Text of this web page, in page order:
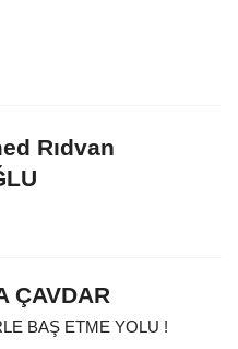
Rıdvan
ÇAVDAR
BAŞ ETME YOLU !